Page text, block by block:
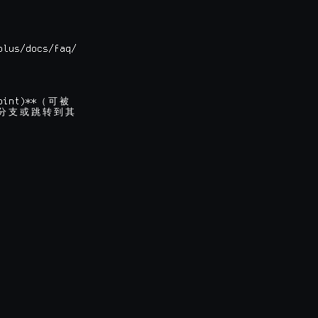
docs/faq/
（ 可
被
支 或 跳 转 到 其